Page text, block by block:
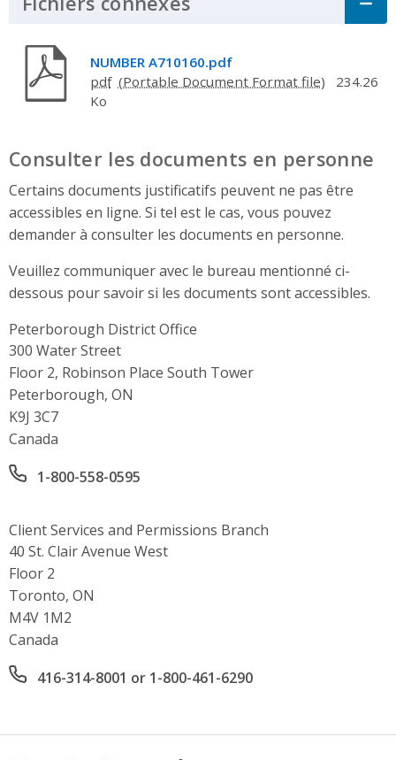
NUMBER A710160.pdf
pdf
234.26
Ko
Consulter les documents en personne
Certains documents justificatifs peuvent ne pas être
accessibles en ligne. Si tel est le cas, vous pouvez
demander à consulter les documents en personne.
Veuillez communiquer avec le bureau mentionné ci-
dessous pour savoir si les documents sont accessibles.
Peterborough District Office
Address
300 Water Street
Floor 2, Robinson Place South Tower
Peterborough, ON
K9J 3C7
Canada
Office phone number
1-800-558-0595
Client Services and Permissions Branch
Address
40 St. Clair Avenue West
Floor 2
Toronto, ON
M4V 1M2
Canada
Office phone number
416-314-8001 or 1-800-461-6290